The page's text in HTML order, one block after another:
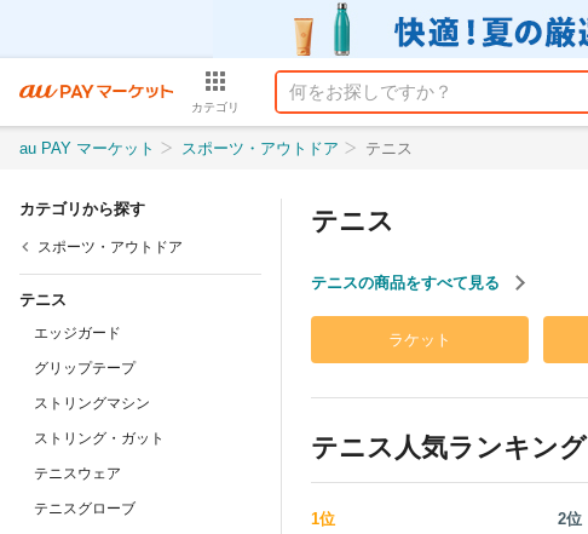
カテゴリ
au PAY マーケット スポーツ・アウトドア テニス
カテゴリから探す
スポーツ・アウトドア
テニス
エッジガード
グリップテープ
ストリングマシン
ストリング・ガット
テニスウェア
テニスグローブ
テニス
テニスの商品をすべて見る
ラケット
テニス 人気ランキング
1位 2位